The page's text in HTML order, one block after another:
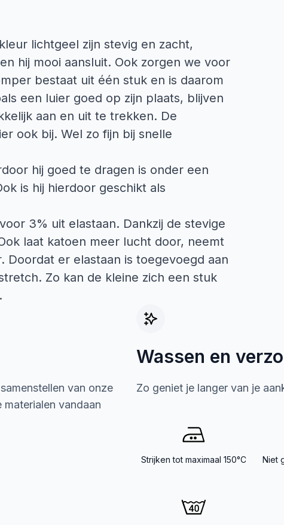
lichtgeel zijn stevig en zacht,
hij mooi aansluit. Ook zorgen we voor
bestaat uit één stuk en is daarom
een luier goed op zijn plaats, blijven
aan en uit te trekken. De
ook bij. Wel zo fijn bij snelle
hij goed te dragen is onder een
is hij hierdoor geschikt als
3% uit elastaan. Dankzij de stevige
laat katoen meer lucht door, neemt
er elastaan is toegevoegd aan
Zo kan de kleine zich een stuk
van onze
vandaan
Wassen en
Zo geniet je langer van je
Strijken tot maximaal 150°C
Niet